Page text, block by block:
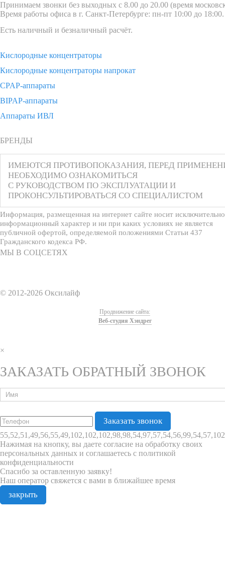
Принимаем звонки без выходных с 8.00 до 20.00 (время
Время работы офиса в г. Санкт-Петербурге: пн-пт 10:00 до 18:00.
Есть наличный и безналичный расчёт.
Кислородные концентраторы
Кислородные концентраторы напрокат
CPAP-аппараты
BIPAP-аппараты
Аппараты ИВЛ
БРЕНДЫ
ИМЕЮТСЯ ПРОТИВОПОКАЗАНИЯ, ПЕРЕД
НЕОБХОДИМО ОЗНАКОМИТЬСЯ
С РУКОВОДСТВОМ ПО ЭКСПЛУАТАЦИИ И
ПРОКОНСУЛЬТИРОВАТЬСЯ СО СПЕЦИАЛИСТОМ
Информация, размещенная на интернет сайте носит исключительно
информационный характер и ни при каких условиях не является
публичной офертой, определяемой положениями Статьи 437
Гражданского кодекса РФ.
МЫ В СОЦСЕТЯХ
© 2012-2026 Оксилайф
Продвижение сайта:
Веб-студия Хэндрег
×
ЗАКАЗАТЬ ОБРАТНЫЙ ЗВОНОК
Нажимая на кнопку, вы даете согласие на обработку своих
персональных данных и соглашаетесь с политикой
конфиденциальности
Спасибо за оставленную заявку!
Наш оператор свяжется с вами в ближайшее время
закрыть